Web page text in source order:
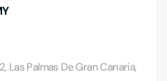
Las Palmas De Gran Canaria,